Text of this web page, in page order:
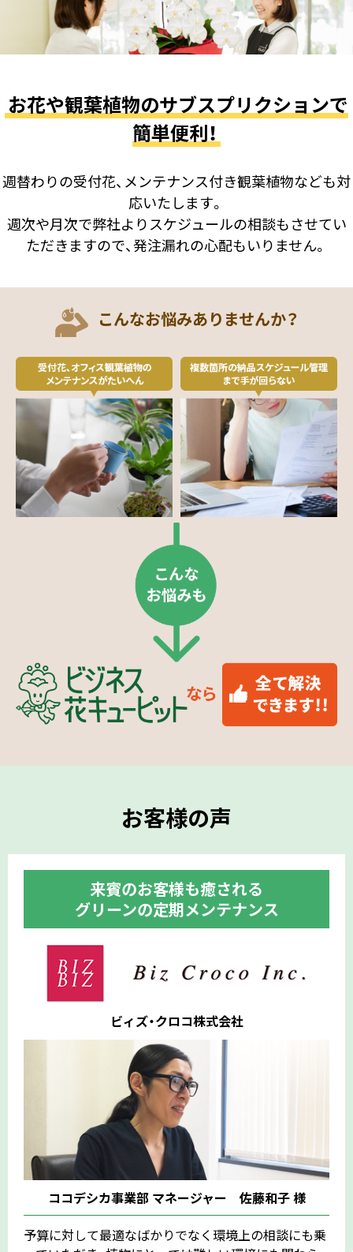
お花や観葉植物のサブスプリクションで
簡単便利！
週替わりの受付花、メンテナンス付き観葉植物なども対
応いたします。
週次や月次で弊社よりスケジュールの相談もさせてい
ただきますので、発注漏れの心配もいりません。
こんなお悩みありませんか？
お客様の声
来賓のお客様も癒される
グリーンの定期メンテナンス
ビィズ・クロコ株式会社
ココデシカ事業部 マネージャー 佐藤和子 様
予算に対して最適なばかりでなく環境上の相談にも乗